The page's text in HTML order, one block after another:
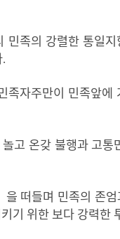
민족의 강렬한 통일지
.
족자주만이 민족앞에
놀고 온갖 불행과 고통
을 떠들며 민족의 존엄
기 위한 보다 강력한